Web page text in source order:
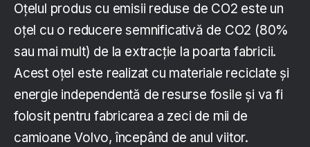
Oțelul produs cu emisii reduse de CO2 este un
oțel cu o reducere semnificativă de CO2 (80%
sau mai mult) de la extracție la poarta fabricii.
Acest oțel este realizat cu materiale reciclate și
energie independentă de resurse fosile și va fi
folosit pentru fabricarea a zeci de mii de
camioane Volvo, începând de anul viitor.